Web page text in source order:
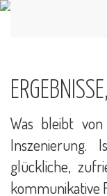
Was bleibt
glückliche,
kommunikative